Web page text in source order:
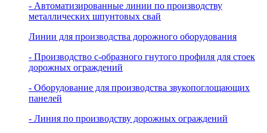
- Автоматизированные линии по производству
металлических шпунтовых свай
Линии для производства дорожного оборудования
- Производство с-образного гнутого профиля для стоек
дорожных ограждений
- Оборудование для производства звукопоглощающих
панелей
- Линия по производству дорожных ограждений